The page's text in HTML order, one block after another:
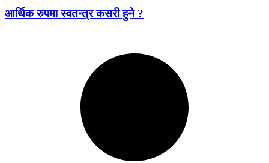
आर्थिक रुपमा स्वतन्त्र कसरी हुने ?